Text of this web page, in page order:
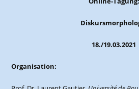
18./19.03.2021
Organisation: